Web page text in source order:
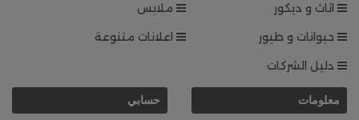
اثاث و ديكور
ملابس
حيوانات و طيور
اعلانات متنوعة
دليل الشركات
معلومات حسابي